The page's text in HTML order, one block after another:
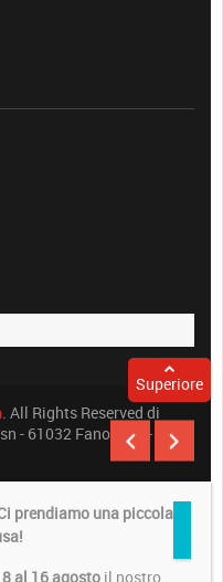
. All Rights Reserved di
- 61032 Fano (PU) -
Superiore
prendiamo una piccola
8 al 16 agosto il nostro